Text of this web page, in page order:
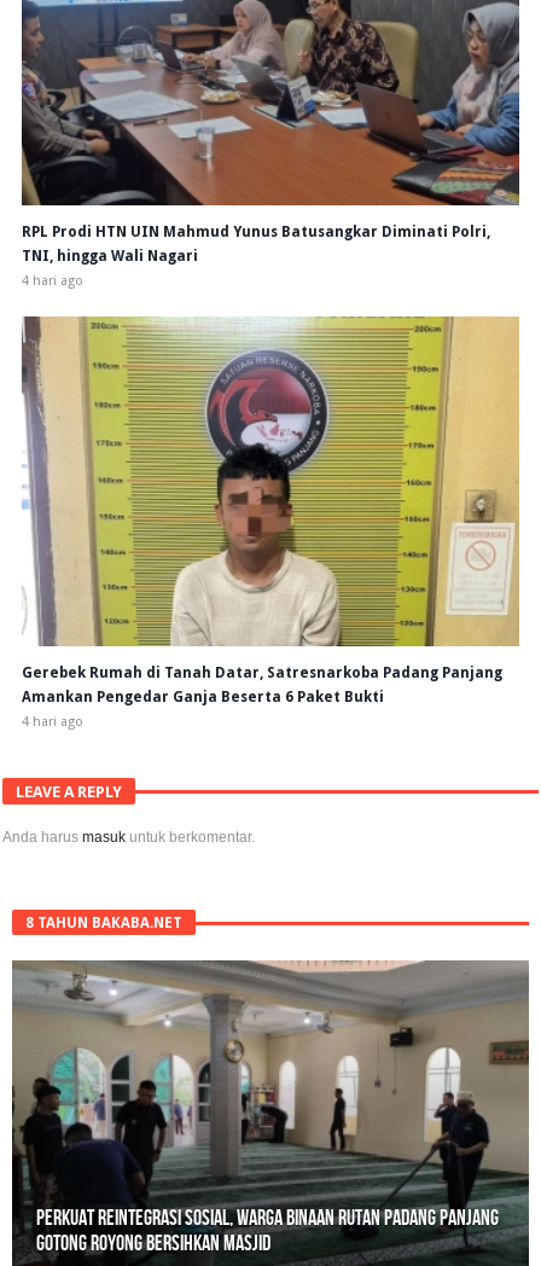
RPL Prodi HTN UIN Mahmud Yunus Batusangkar Diminati Polri,
TNI, hingga Wali Nagari
4 hari ago
Gerebek Rumah di Tanah Datar, Satresnarkoba Padang Panjang
Amankan Pengedar Ganja Beserta 6 Paket Bukti
4 hari ago
LEAVE A REPLY
Anda harusmasuk untuk berkomentar.
8 TAHUN BAKABA.NET
Polisi Sita 82 Paket Ganja Siap Edar di Tanah Datar